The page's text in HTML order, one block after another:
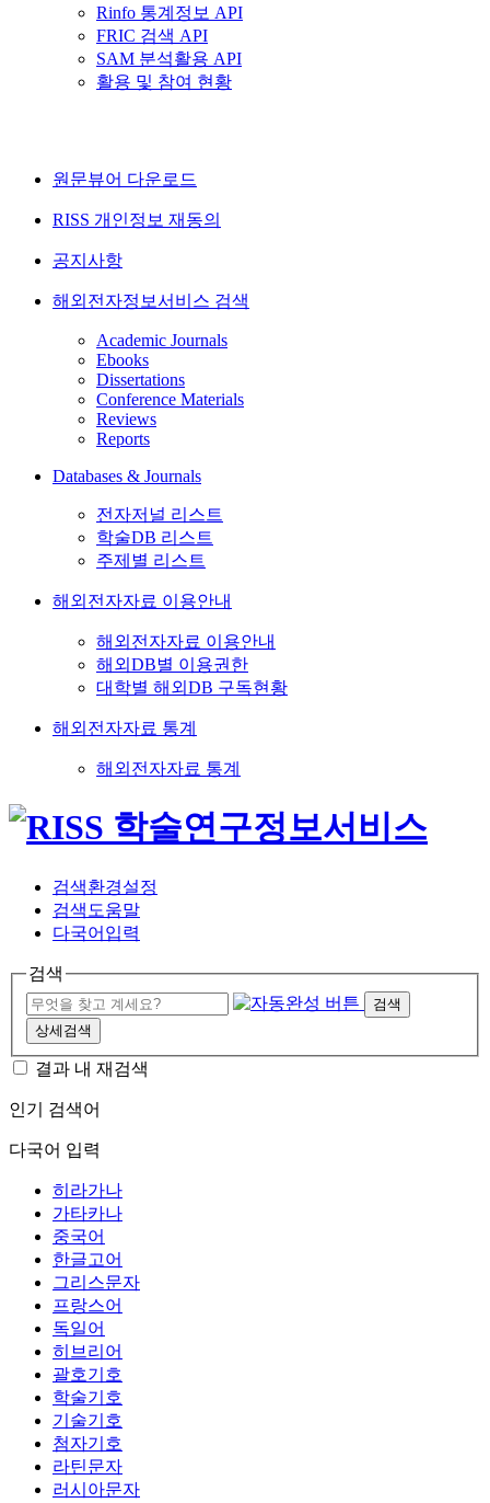
Rinfo 통계정보 API
FRIC 검색 API
SAM 분석활용 API
활용 및 참여 현황
원문뷰어 다운로드
RISS 개인정보 재동의
공지사항
해외전자정보서비스 검색
Academic Journals
Ebooks
Dissertations
Conference Materials
Reviews
Reports
Databases & Journals
전자저널 리스트
학술DB 리스트
주제별 리스트
해외전자자료 이용안내
해외전자자료 이용안내
해외DB별 이용권한
대학별 해외DB 구독현황
해외전자자료 통계
해외전자자료 통계
검색환경설정
검색도움말
다국어입력
검색
검색
상세검색
결과 내 재검색
인기 검색어
다국어 입력
히라가나
가타카나
중국어
한글고어
그리스문자
프랑스어
독일어
히브리어
괄호기호
학술기호
기술기호
첨자기호
라틴문자
러시아문자